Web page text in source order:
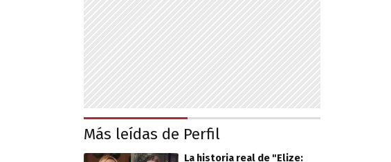
Más leídas de Perfil
La historia real de "Elize: